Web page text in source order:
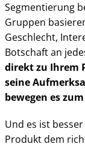
Segmentierung
Gruppen
Geschlecht,
Botschaft an
direkt zu Ihrem
seine
bewegen es
Und es ist
Produkt dem